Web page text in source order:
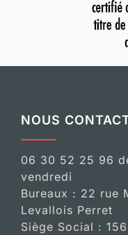
NOUS
06 30 52 25 96
vendredi
Bureaux : 22 rue
Levallois Perret
Siège Social :